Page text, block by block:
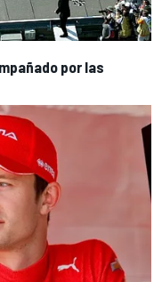
por las